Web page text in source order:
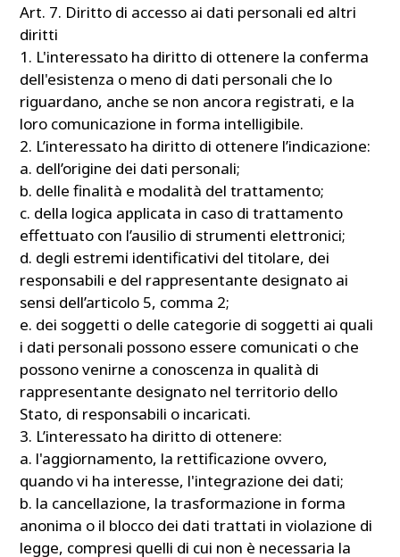
Art. 7. Diritto di accesso ai dati personali ed altri
diritti
1. L'interessato ha diritto di ottenere la conferma
dell'esistenza o meno di dati personali che lo
riguardano, anche se non ancora registrati, e la
loro comunicazione in forma intelligibile.
2. L’interessato ha diritto di ottenere l’indicazione:
a. dell’origine dei dati personali;
b. delle finalità e modalità del trattamento;
c. della logica applicata in caso di trattamento
effettuato con l’ausilio di strumenti elettronici;
d. degli estremi identificativi del titolare, dei
responsabili e del rappresentante designato ai
sensi dell’articolo 5, comma 2;
e. dei soggetti o delle categorie di soggetti ai quali
i dati personali possono essere comunicati o che
possono venirne a conoscenza in qualità di
rappresentante designato nel territorio dello
Stato, di responsabili o incaricati.
3. L’interessato ha diritto di ottenere:
a. l'aggiornamento, la rettificazione ovvero,
quando vi ha interesse, l'integrazione dei dati;
b. la cancellazione, la trasformazione in forma
anonima o il blocco dei dati trattati in violazione di
legge, compresi quelli di cui non è necessaria la